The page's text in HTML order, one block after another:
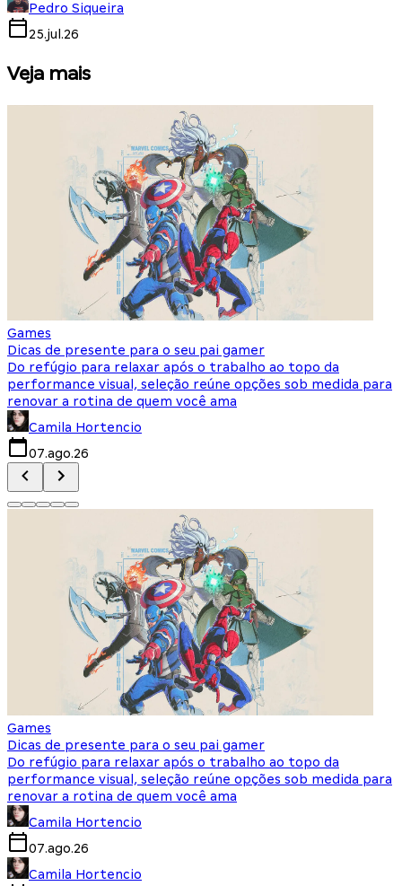
Pedro Siqueira
25.jul.26
Veja mais
Games
Dicas de presente para o seu pai gamer
Do refúgio para relaxar após o trabalho ao topo da
performance visual, seleção reúne opções sob medida para
renovar a rotina de quem você ama
Camila Hortencio
07.ago.26
Games
Dicas de presente para o seu pai gamer
Do refúgio para relaxar após o trabalho ao topo da
performance visual, seleção reúne opções sob medida para
renovar a rotina de quem você ama
Camila Hortencio
07.ago.26
Camila Hortencio